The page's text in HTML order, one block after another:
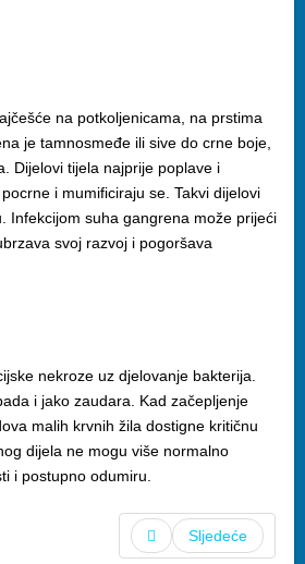
na potkoljenicama, na prstima
je tamnosmeđe ili sive do crne boje,
Dijelovi tijela najprije poplave i
i mumificiraju se. Takvi dijelovi
Infekcijom suha gangrena može prijeći
svoj razvoj i pogoršava
nekroze uz djelovanje bakterija.
i jako zaudara. Kad začepljenje
malih krvnih žila dostigne kritičnu
dijela ne mogu više normalno
i postupno odumiru.
Sljedeće